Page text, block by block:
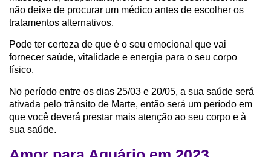
não deixe de procurar um médico antes de escolher os
tratamentos alternativos.
Pode ter certeza de que é o seu emocional que vai
fornecer saúde, vitalidade e energia para o seu corpo
físico.
No período entre os dias 25/03 e 20/05, a sua saúde será
ativada pelo trânsito de Marte, então será um período em
que você deverá prestar mais atenção ao seu corpo e à
sua saúde.